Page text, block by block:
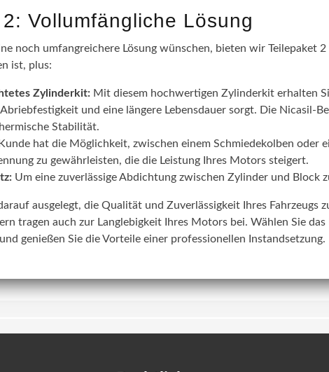
Vollumfängliche Lösung
noch umfangreichere Lösung wünschen, bieten wir Teilepaket
ist, plus:
Zylinderkit: Mit diesem hochwertigen Zylinderkit erhalten
und eine längere Lebensdauer sorgt. Die Nicasil-
Stabilität.
hat die Möglichkeit, zwischen einem Schmiedekolben oder
zu gewährleisten, die die Leistung Ihres Motors steigert.
Um eine zuverlässige Abdichtung zwischen Zylinder und Block
ausgelegt, die Qualität und Zuverlässigkeit Ihres Fahrzeugs
tragen auch zur Langlebigkeit Ihres Motors bei. Wählen Sie das
genießen Sie die Vorteile einer professionellen Instandsetzung.